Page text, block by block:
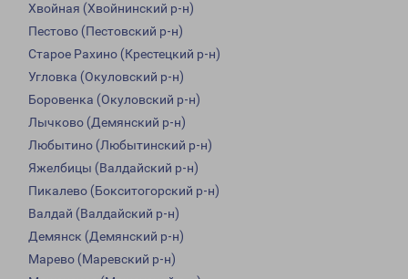
Хвойная (Хвойнинский р-н)
Пестово (Пестовский р-н)
Старое Рахино (Крестецкий р-н)
Угловка (Окуловский р-н)
Боровенка (Окуловский р-н)
Лычково (Демянский р-н)
Любытино (Любытинский р-н)
Яжелбицы (Валдайский р-н)
Пикалево (Бокситогорский р-н)
Валдай (Валдайский р-н)
Демянск (Демянский р-н)
Марево (Маревский р-н)